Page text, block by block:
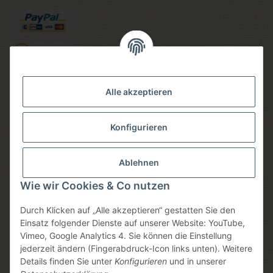
Alle akzeptieren
Konfigurieren
Ablehnen
Wie wir Cookies & Co nutzen
Durch Klicken auf „Alle akzeptieren“ gestatten Sie den
Einsatz folgender Dienste auf unserer Website: YouTube,
Vimeo, Google Analytics 4. Sie können die Einstellung
jederzeit ändern (Fingerabdruck-Icon links unten). Weitere
Details finden Sie unter Konfigurieren und in unserer
Versandmethoden
Sicheres einkaufen